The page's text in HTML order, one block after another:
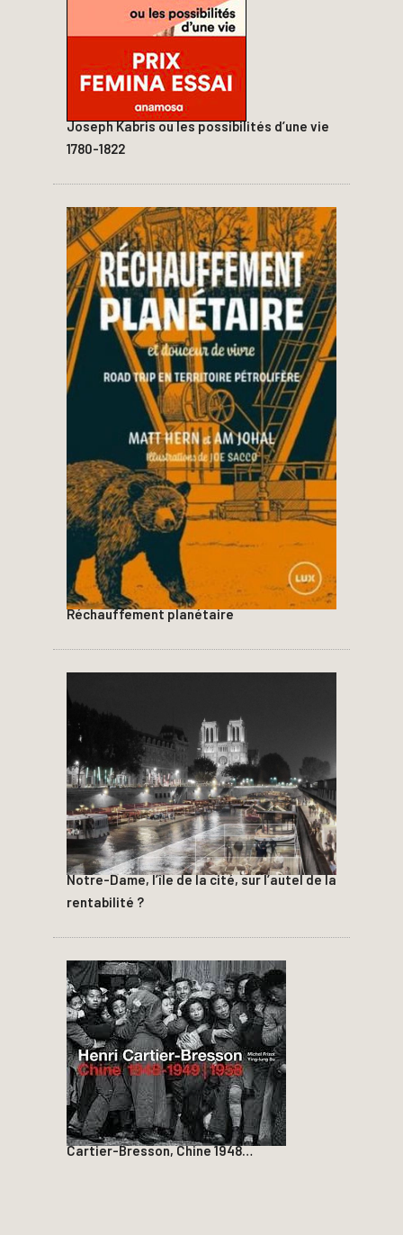
Joseph Kabris ou les possibilités d’une vie
1780-1822
Réchauffement planétaire
Notre-Dame, l’île de la cité, sur l’autel de la
rentabilité ?
Cartier-Bresson, Chine 1948…